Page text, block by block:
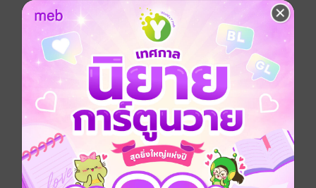
No Rating
ซื้อเป็นของขวัญ ติดตาม แชร์
ทั้งที่ยังไม่ได้เกี่ยวดองกัน แต่ยัยแม่ยายจอมบงการที่ไม่ใช่
แม่แท้ ๆ ของเจ้าสาวผม กลับจู้จี้จุกจิกจนผมรำคาญ เห็นที
งานแต่งคงจะล่มเพราะแม่ยายขี้...บ่น